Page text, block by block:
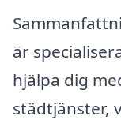
är
hjälpa dig
städtjänster,